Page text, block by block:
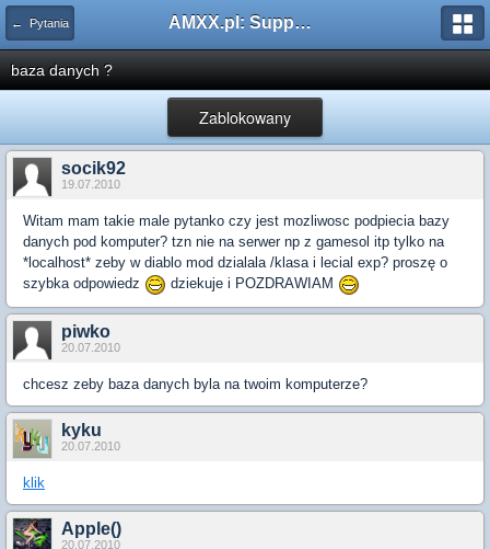
← Pytania AMXX.pl: Support AMX Mod X i SourceMod
baza danych ?
Zablokowany
socik92
19.07.2010
Witam mam takie male pytanko czy jest mozliwosc podpiecia bazy
danych pod komputer? tzn nie na serwer np z gamesol itp tylko na
*localhost* zeby w diablo mod dzialala /klasa i lecial exp? proszę o
szybka odpowiedz
dziekuje i POZDRAWIAM
piwko
20.07.2010
chcesz zeby baza danych byla na twoim komputerze?
kyku
20.07.2010
klik
Apple()
20.07.2010